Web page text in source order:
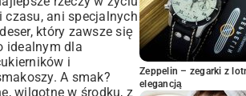
na wzbogacenie
nadzieniem
ciasta
pytania o szybkie
czasu, ani specjalnych
który zawsze się
idealnym dla
i
A smak?
wilgotne w środku, z
Zeppelin – zegarki z
elegancją